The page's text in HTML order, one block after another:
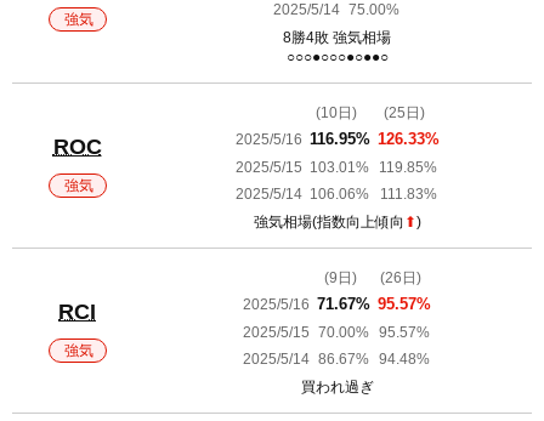
強気
2025/5/14 75.00%
8勝4敗 強気相場
○○○●○○○●○●●○
ROC
強気
(10日)
(25日)
2025/5/16 116.95% 126.33%
2025/5/15 103.01%
119.85%
2025/5/14 106.06%
111.83%
強気相場(指数向上傾向 ⬆︎)
RCI
強気
(9日)
(26日)
2025/5/16 71.67% 95.57%
2025/5/15 70.00% 95.57%
2025/5/14 86.67% 94.48%
買われ過ぎ